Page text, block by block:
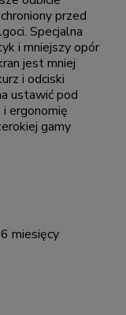
przed
Specjalna
i mniejszy opór
jest mniej
i odciski
ustawić pod
ergonomię
gamy
miesięcy